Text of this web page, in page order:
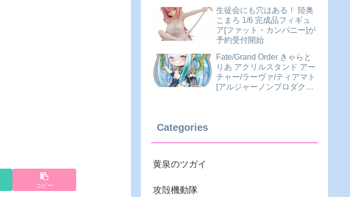
コピー
生徒会にも穴はある！ 陸奥
こまろ 1/6 完成品フィギュ
ア[ファット・カンパニー]が
予約受付開始
Fate/Grand Order きゃらと
りあ アクリルスタンド アー
チャー/ラーヴァ/ティアマト
[アルジャーノンプロダクト]
Categories
黄泉のツガイ
攻殻機動隊